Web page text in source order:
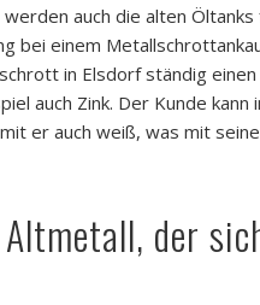
auch die alten
bei einem
in Elsdorf ständig
auch Zink. Der Kunde
er auch weiß, was mit
der